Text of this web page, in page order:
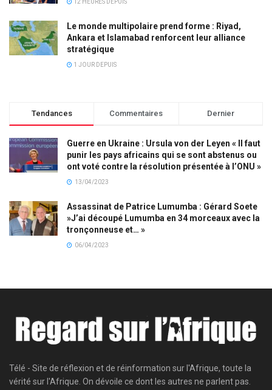
12 HEURES DEPUIS
Le monde multipolaire prend forme : Riyad,
Ankara et Islamabad renforcent leur alliance
stratégique
1 JOUR DEPUIS
Tendances Commentaires Dernier
Guerre en Ukraine : Ursula von der Leyen « Il faut
punir les pays africains qui se sont abstenus ou
ont voté contre la résolution présentée à l’ONU »
13/04/2023
Assassinat de Patrice Lumumba : Gérard Soete
»J’ai découpé Lumumba en 34 morceaux avec la
tronçonneuse et… »
06/04/2023
Télé - Site de réflexion et de réinformation sur l'Afrique, toute la
vérité sur l'Afrique. On dévoile ce dont les autres ne parlent pas.